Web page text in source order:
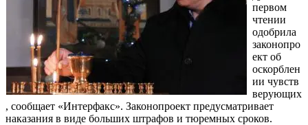
первом
чтении
одобрила
законопро
ект об
оскорблен
ии чувств
верующих
, сообщает «Интерфакс». Законопроект предусматривает
наказания в виде больших штрафов и тюремных сроков.